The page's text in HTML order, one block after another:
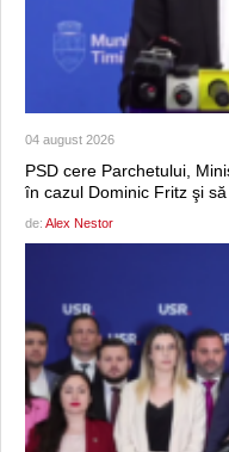
04 august 2026
PSD cere Parchetului,
în cazul Dominic Fritz şi
de: Alex Nestor